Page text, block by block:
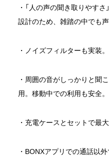
・「人の声の聞き取りやす
設計のため、雑踏の中でも
・ノイズフィルターも実装。
・周囲の音がしっかりと聞
用。移動中での利用も安全。
・充電ケースとセットで最
・BONXアプリでの通話以
最新情報を常に逃さず
届きます。
同意し、サイ